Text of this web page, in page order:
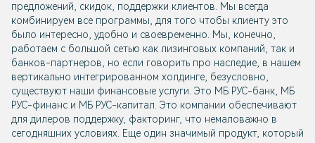
предложений, скидок, поддержки клиентов. Мы всегда
комбинируем все программы, для того чтобы клиенту это
было интересно, удобно и своевременно. Мы, конечно,
работаем с большой сетью как лизинговых компаний, так и
банков-партнеров, но если говорить про наследие, в нашем
вертикально интегрированном холдинге, безусловно,
существуют наши финансовые услуги. Это МБ РУС-банк, МБ
РУС-финанс и МБ РУС-капитал. Это компании обеспечивают
для дилеров поддержку, факторинг, что немаловажно в
сегодняшних условиях. Еще один значимый продукт, который